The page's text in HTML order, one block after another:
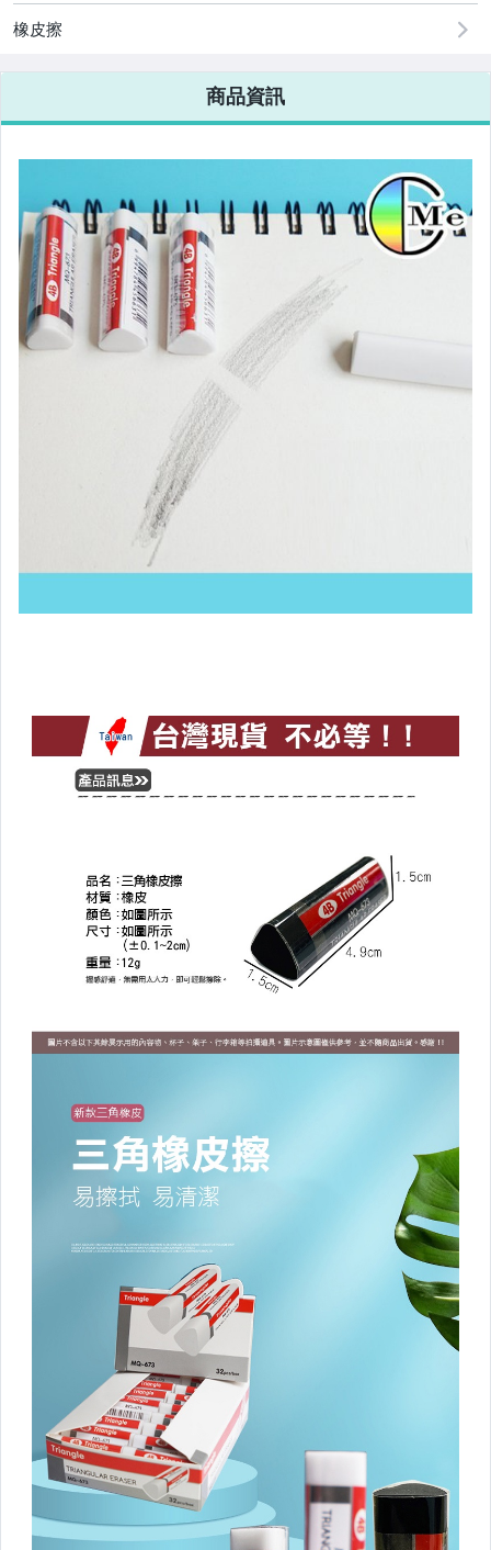
束口/密封袋/禮品袋
DIY手作樂趣
冷氣相關商品
泡沫清潔
6月新品New in
炎炎夏日涼涼系列
▼居家生活▼
垃圾桶/袋
燈具用品
日常用品
3C週邊
電子設備
園藝/庭院用具
寵物用品
衣架/衣夾/鞋架/室內鞋
▼其他收納▼
鐵藝收納
壁掛收納
橡皮擦
商品資訊